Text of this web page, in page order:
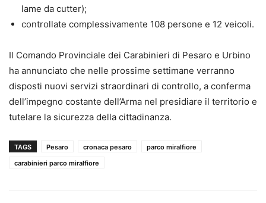
lame da cutter);
controllate complessivamente 108 persone e 12 veicoli.
Il Comando Provinciale dei Carabinieri di Pesaro e Urbino
ha annunciato che nelle prossime settimane verranno
disposti nuovi servizi straordinari di controllo, a conferma
dell’impegno costante dell’Arma nel presidiare il territorio e
tutelare la sicurezza della cittadinanza.
TAGS Pesaro cronaca pesaro
parco miralfiore
carabinieri parco miralfiore